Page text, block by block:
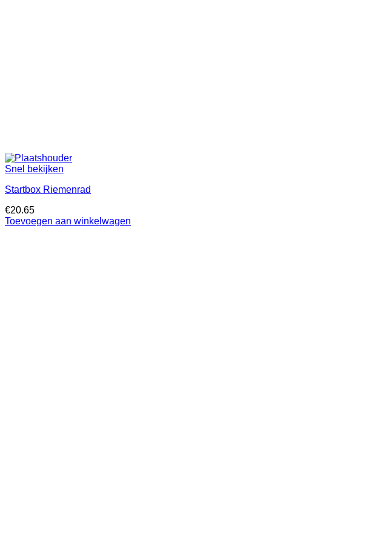
Snel bekijken
Startbox Riemenrad
€20.65
Toevoegen aan winkelwagen